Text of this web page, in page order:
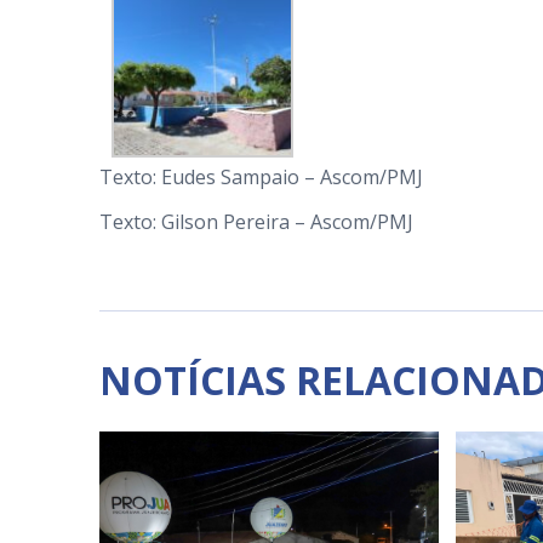
Texto: Eudes Sampaio – Ascom/PMJ
Texto: Gilson Pereira – Ascom/PMJ
NOTÍCIAS